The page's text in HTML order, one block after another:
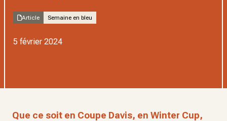
Article Semaine en bleu
5 février 2024
Que ce soit en Coupe Davis, en Winter Cup,